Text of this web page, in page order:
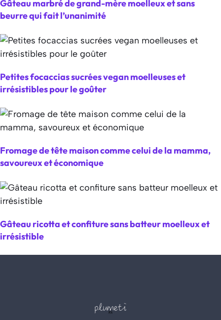
Gâteau marbré de grand-mère moelleux et sans
beurre qui fait l’unanimité
Petites focaccias sucrées vegan moelleuses et
irrésistibles pour le goûter
Fromage de tête maison comme celui de la mamma,
savoureux et économique
Gâteau ricotta et confiture sans batteur moelleux et
irrésistible